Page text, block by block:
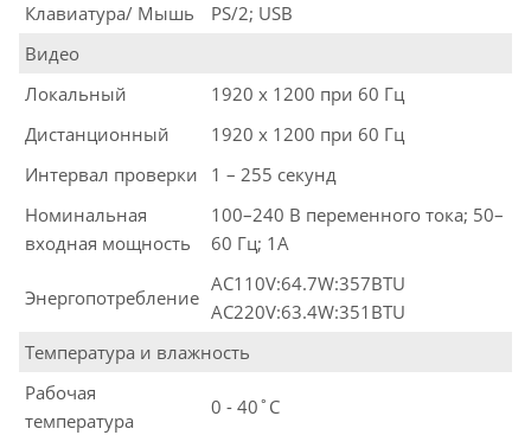
Клавиатура/ Мышь
PS/2; USB
Видео
Локальный
1920 x 1200 при 60 Гц
Дистанционный
1920 x 1200 при 60 Гц
Интервал проверки
1 – 255 секунд
Номинальная
входная мощность
100–240 В переменного тока; 50–
60 Гц; 1A
Энергопотребление
AC110V:64.7W:357BTU
AC220V:63.4W:351BTU
Температура и влажность
Рабочая
температура
0 - 40˚C